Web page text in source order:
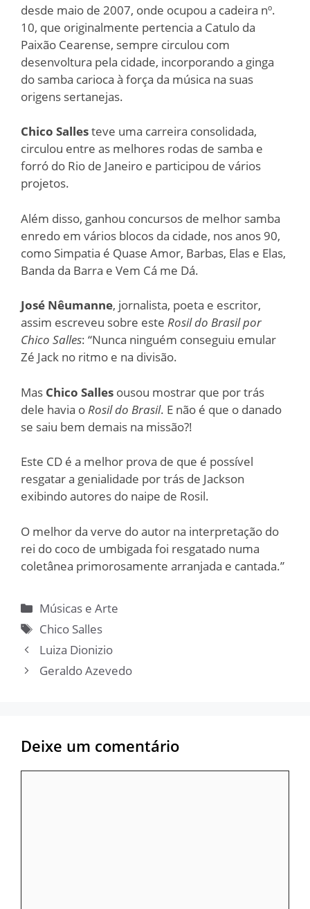
desde maio de 2007, onde ocupou a cadeira nº.
10, que originalmente pertencia a Catulo da
Paixão Cearense, sempre circulou com
desenvoltura pela cidade, incorporando a ginga
do samba carioca à força da música na suas
origens sertanejas.
Chico Sallesteve uma carreira consolidada,
circulou entre as melhores rodas de samba e
forró do Rio de Janeiro e participou de vários
projetos.
Além disso, ganhou concursos de melhor samba
enredo em vários blocos da cidade, nos anos 90,
como Simpatia é Quase Amor, Barbas, Elas e Elas,
Banda da Barra e Vem Cá me Dá.
José Nêumanne, jornalista, poeta e escritor,
assim escreveu sobre este Rosil do Brasil por
Chico Salles: “Nunca ninguém conseguiu emular
Zé Jack no ritmo e na divisão.
Mas Chico Salles ousou mostrar que por trás
dele havia o Rosil do Brasil. E não é que o danado
se saiu bem demais na missão?!
Este CD é a melhor prova de que é possível
resgatar a genialidade por trás de Jackson
exibindo autores do naipe de Rosil.
O melhor da verve do autor na interpretação do
rei do coco de umbigada foi resgatado numa
coletânea primorosamente arranjada e cantada.”
Categorias
Músicas e Arte
Tags
Chico Salles
Luiza Dionizio
Geraldo Azevedo
Deixe um comentário